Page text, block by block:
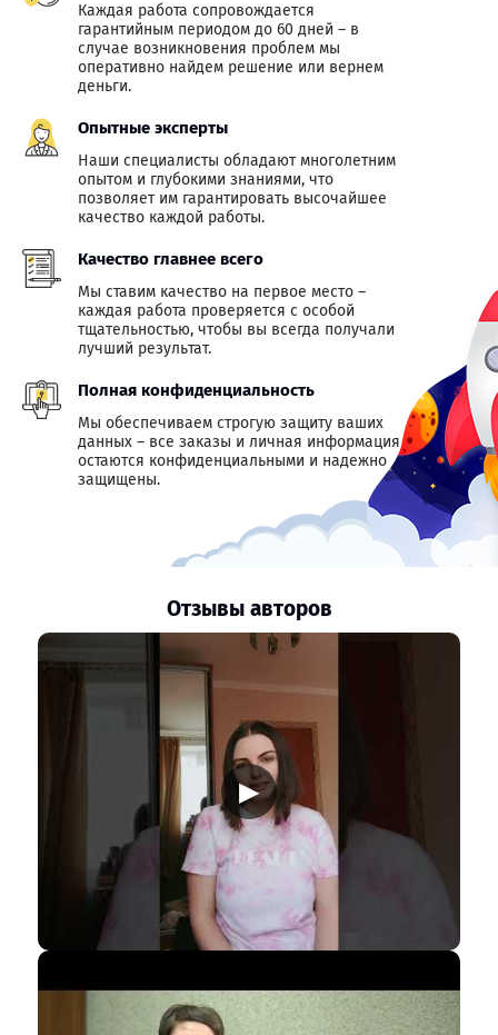
Каждая работа сопровождается
гарантийным периодом до 60 дней – в
случае возникновения проблем мы
оперативно найдем решение или вернем
деньги.
Опытные эксперты
Наши специалисты обладают многолетним
опытом и глубокими знаниями, что
позволяет им гарантировать высочайшее
качество каждой работы.
Качество главнее всего
Мы ставим качество на первое место –
каждая работа проверяется с особой
тщательностью, чтобы вы всегда получали
лучший результат.
Полная конфиденциальность
Мы обеспечиваем строгую защиту ваших
данных – все заказы и личная информация
остаются конфиденциальными и надежно
защищены.
Отзывы авторов
▶